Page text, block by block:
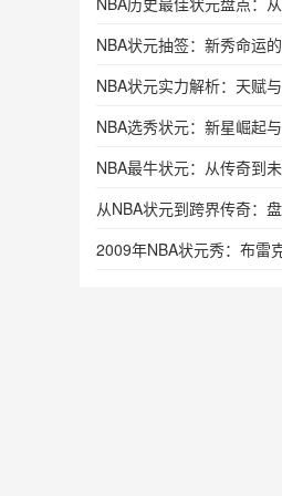
NBA状元抽签：新秀命运
NBA状元实力解析：天赋
NBA选秀状元：新星崛起
NBA最牛状元：从传奇到
从NBA状元到跨界传奇：
2009年NBA状元秀：布雷